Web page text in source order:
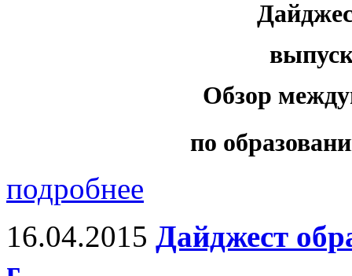
Обзор
по
подробнее
16.04.2015 Дайджест